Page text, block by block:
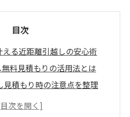
目次
る近距離引越しの安心術
料見積もりの活用法とは
見積もり時の注意点を整理
で引越し費用の不安を解消